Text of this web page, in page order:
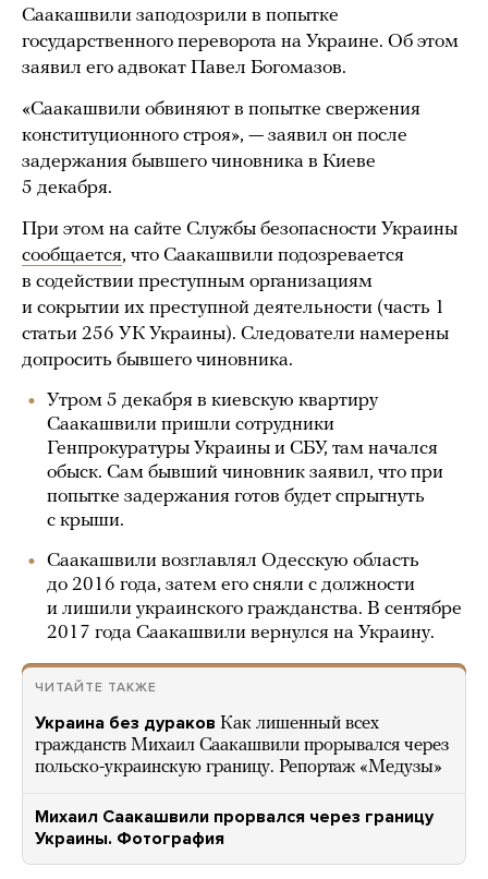
Саакашвили заподозрили в попытке
государственного переворота на Украине. Об этом
заявил его адвокат Павел Богомазов.
«Саакашвили обвиняют в попытке свержения
конституционного строя», — заявил он после
задержания бывшего чиновника в Киеве
5 декабря.
При этом на сайте Службы безопасности Украины
сообщается, что Саакашвили подозревается
в содействии преступным организациям
и сокрытии их преступной деятельности (часть 1
статьи 256 УК Украины). Следователи намерены
допросить бывшего чиновника.
Утром 5 декабря в киевскую квартиру
Саакашвили пришли сотрудники
Генпрокуратуры Украины и СБУ, там начался
обыск. Сам бывший чиновник заявил, что при
попытке задержания готов будет спрыгнуть
с крыши.
Саакашвили возглавлял Одесскую область
до 2016 года, затем его сняли с должности
и лишили украинского гражданства. В сентябре
2017 года Саакашвили вернулся на Украину.
ЧИТАЙТЕ ТАКЖЕ
Украина без дураков Как лишенный всех
гражданств Михаил Саакашвили прорывался через
польско-украинскую границу. Репортаж «Медузы»
Михаил Саакашвили прорвался через границу
Украины. Фотография